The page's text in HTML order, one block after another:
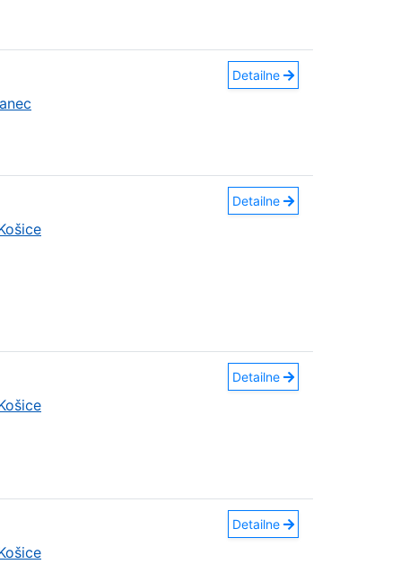
Detailne
Detailne
Detailne
Detailne